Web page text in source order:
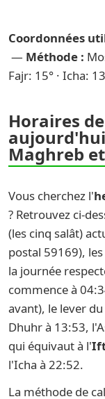
Coordonnées
— Méthode :
Fajr: 15° · Icha:
Horaires
Maghreb
Vous cherchez l'
? Retrouvez ci-
(les cinq salât)
postal 59169), les
la journée
commence à
avant), le lever
Dhuhr à 13:53,
qui équivaut à l'
l'Icha à 22:52.
La méthode de